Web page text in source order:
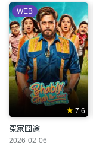
7.6
WEB
冤家囧途
2026-02-06